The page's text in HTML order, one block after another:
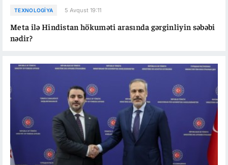
TEXNOLOGIYA 5 Avqust 19:11
Meta ilə Hindistan hökuməti arasında gərginliyin səbəbi
nədir?